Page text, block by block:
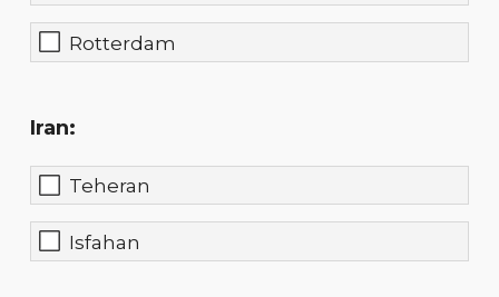
Rotterdam
Iran:
Teheran
Isfahan